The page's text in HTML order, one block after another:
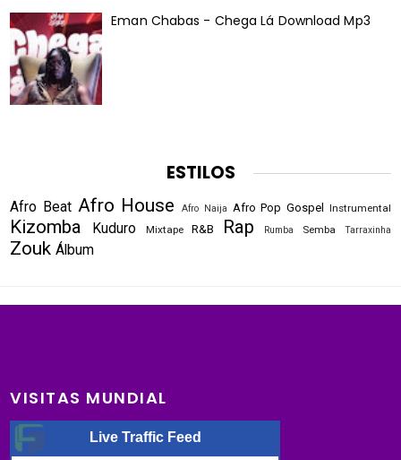
Eman Chabas - Chega Lá Download Mp3
ESTILOS
Afro Beat Afro House Afro Naija Afro Pop Gospel Instrumental
Kizomba Kuduro Mixtape R&B Rap Rumba Semba Tarraxinha
Zouk Álbum
VISITAS MUNDIAL
Live Traffic Feed